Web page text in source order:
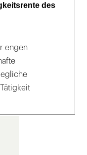
des
engen